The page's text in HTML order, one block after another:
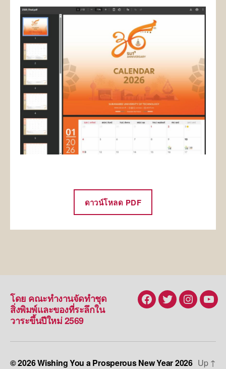
ดาวน์โหลด PDF
โดย คณะทำงานจัดทำชุด
สิ่งพิมพ์และของที่ระลึกใน
วาระขึ้นปีใหม่ 2569
Facebook
Twitter
© 2026Wishing You a Prosperous New Year 2026 Up ↑